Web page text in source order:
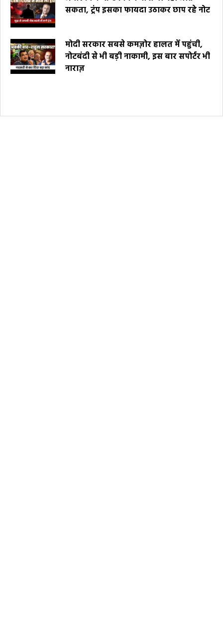
सकता, ट्रंप इसका फायदा उठाकर छाप रहे नोट
मोदी सरकार सबसे कमज़ोर हालत में पहुंची,
नोटबंदी से भी बड़ी नाकामी, इस बार सपोर्टर भी
नाराज़